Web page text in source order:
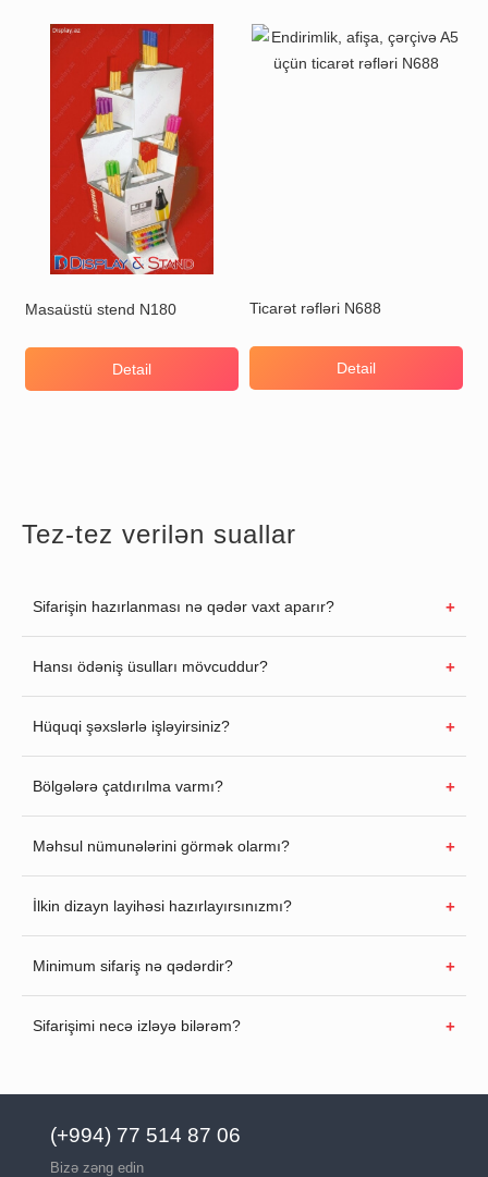
Masaüstü stend N180
Detail
Ticarət rəfləri N688
Detail
Tez-tez verilən suallar
Sifarişin hazırlanması nə qədər vaxt aparır?
Hansı ödəniş üsulları mövcuddur?
Hüquqi şəxslərlə işləyirsiniz?
Bölgələrə çatdırılma varmı?
Məhsul nümunələrini görmək olarmı?
İlkin dizayn layihəsi hazırlayırsınızmı?
Minimum sifariş nə qədərdir?
Sifarişimi necə izləyə bilərəm?
(+994) 77 514 87 06
Bizə zəng edin